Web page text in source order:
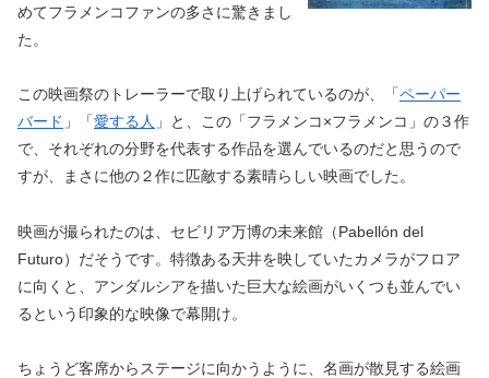
めてフラメンコファンの多さに驚きまし
た。
この映画祭のトレーラーで取り上げられているのが、「ペーパー
バード 」「愛する人 」と、この「フラメンコ×フラメンコ」の３作
で、それぞれの分野を代表する作品を選んでいるのだと思うので
すが、まさに他の２作に匹敵する素晴らしい映画でした。
映画が撮られたのは、セビリア万博の未来館（Pabellón del
Futuro）だそうです。特徴ある天井を映していたカメラがフロア
に向くと、アンダルシアを描いた巨大な絵画がいくつも並んでい
るという印象的な映像で幕開け。
ちょうど客席からステージに向かうように、名画が散見する絵画